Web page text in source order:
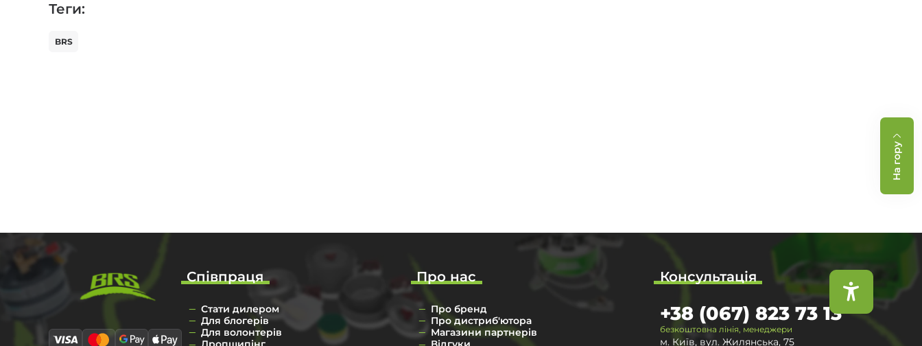
Теги:
BRS
На гору
Про нас
Про бренд
Про дистриб'ютора
Магазини партнерів
Співпраця
Стати дилером
Для блогерів
Для волонтерів
Консультація
безкоштовна лінія, менеджери
+38 (067) 823 73 13
м. Київ, вул. Жилянська, 75